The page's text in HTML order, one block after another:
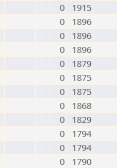
0
1915
0
1896
0
1896
0
1896
0
1879
0
1875
0
1875
0
1868
0
1829
0
1794
0
1794
0
1790